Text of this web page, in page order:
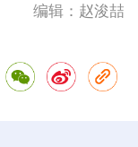
编辑：赵浚喆